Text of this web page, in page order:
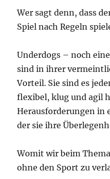
Wer sagt denn, dass
Spiel nach Regeln
Underdogs – noch
sind in ihrer
Vorteil. Sie sind es
flexibel, klug und agil
Herausforderungen in
der sie ihre
Womit wir beim
ohne den Sport zu